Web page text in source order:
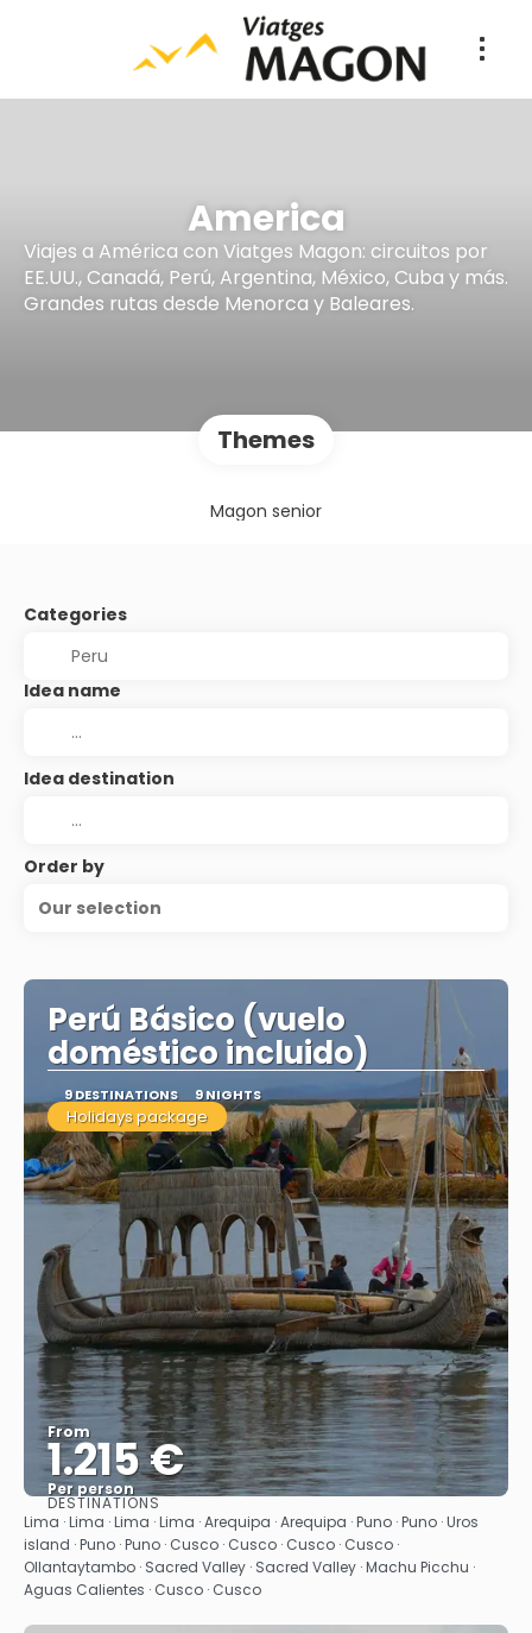
America
Viajes a América con Viatges Magon: circuitos por
EE.UU., Canadá, Perú, Argentina, México, Cuba y más.
Grandes rutas desde Menorca y Baleares.
Themes
Magon senior
Categories
Idea name
Idea destination
Order by
Our selection
Perú Básico (vuelo
doméstico incluido)
9 DESTINATIONS 9 NIGHTS
Holidays package
From
1.215 €
Per person
See
DESTINATIONS
Lima · Lima · Lima · Lima · Arequipa · Arequipa · Puno · Puno · Uros
island · Puno · Puno · Cusco · Cusco · Cusco · Cusco ·
Ollantaytambo · Sacred Valley · Sacred Valley · Machu Picchu ·
Aguas Calientes · Cusco · Cusco